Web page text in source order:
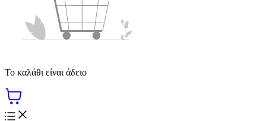
Το καλάθι είναι άδειο